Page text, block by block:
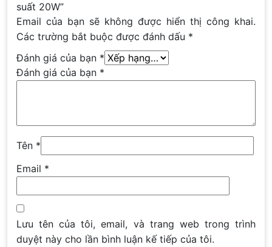
suất 20W”
Email của bạn sẽ không được hiển thị công khai.
Các trường bắt buộc được đánh dấu *
Đánh giá của bạn *
Đánh giá của bạn *
Tên *
Email *
Lưu tên của tôi, email, và trang web trong trình
duyệt này cho lần bình luận kế tiếp của tôi.